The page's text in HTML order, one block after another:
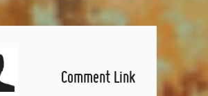
Comment Link